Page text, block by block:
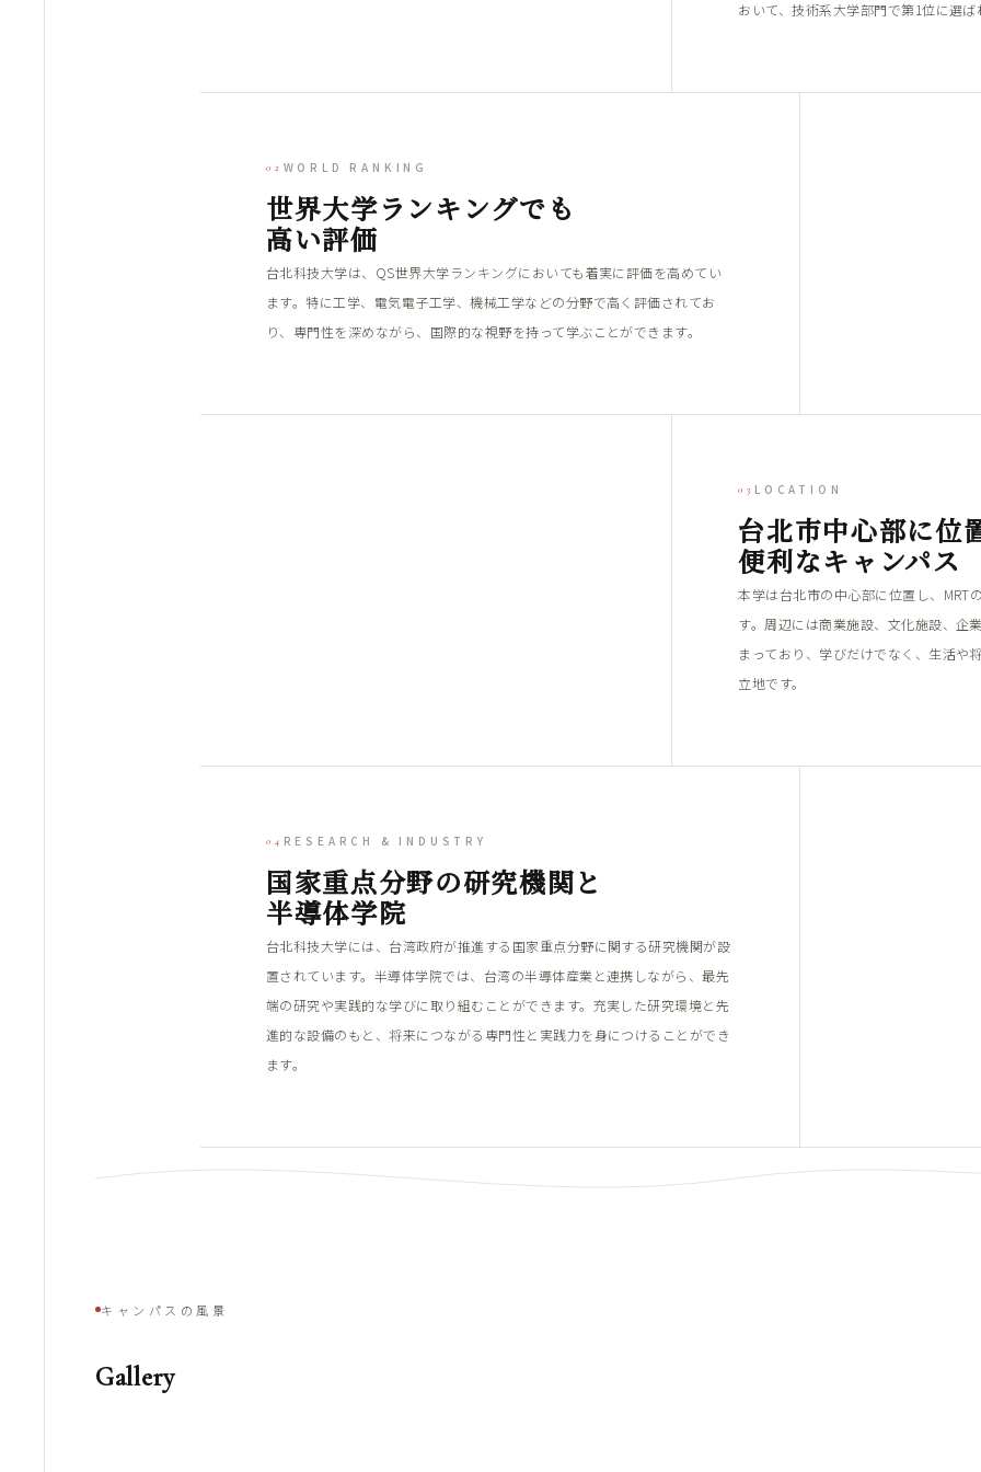
おいて、技術系大学部門で第1位に選
02 WORLD RANKING
世界大学ランキングでも
高い評価
台北科技大学は、QS世界大学ランキングにおいても着実に評価を高めてい
ます。特に工学、電気電子工学、機械工学などの分野で高く評価されてお
り、専門性を深めながら、国際的な視野を持って学ぶことができます。
03 LOCATION
台北市中心部に位
便利なキャンパス
本学は台北市の中心部に位置し、MRT
す。周辺には商業施設、文化施設、企
まっており、学びだけでなく、生活や
立地です。
04 RESEARCH & INDUSTRY
国家重点分野の研究機関と
半導体学院
台北科技大学には、台湾政府が推進する国家重点分野に関する研究機関が設
置されています。半導体学院では、台湾の半導体産業と連携しながら、最先
端の研究や実践的な学びに取り組むことができます。充実した研究環境と先
進的な設備のもと、将来につながる専門性と実践力を身につけることができ
ます。
キャンパスの風景
Gallery